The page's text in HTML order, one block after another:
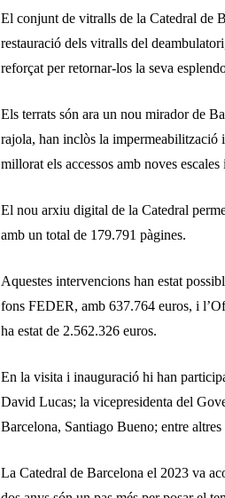
El conjunt de vitralls de la Catedral de
restauració dels vitralls del
reforçat per retornar-los la seva
Els terrats són ara un nou mirador de
rajola, han inclòs la impermeabilització
millorat els accessos amb noves
El nou arxiu digital de la Catedral
amb un total de 179.791 pàgines.
Aquestes intervencions han estat
fons FEDER, amb 637.764 euros, i
ha estat de 2.562.326 euros.
En la visita i inauguració hi han
David Lucas; la vicepresidenta del
Barcelona, Santiago Bueno; entre
La Catedral de Barcelona el 2023 va